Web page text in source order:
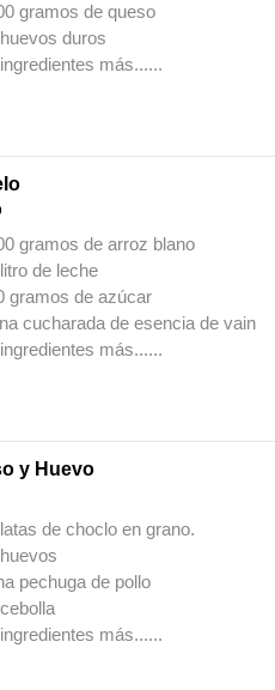
gramos de queso
duros
más......
gramos de arroz blano
de leche
gramos de azúcar
cucharada de esencia de vainilla
más......
y Huevo
de choclo en grano.
pechuga de pollo
más......